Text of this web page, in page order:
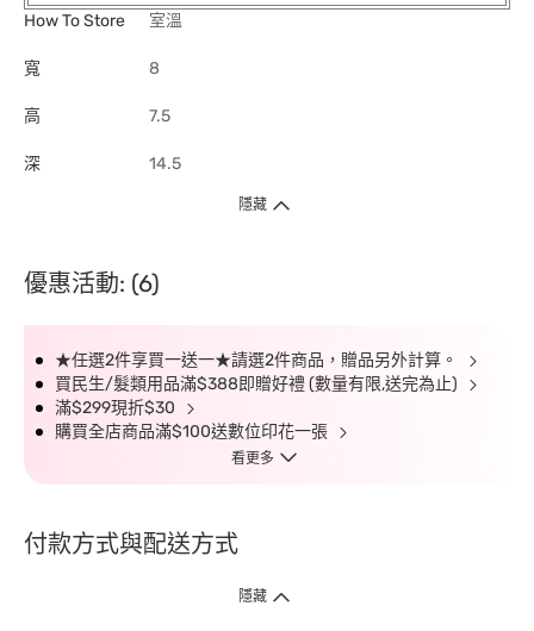
How To Store
室溫
寬 8
高 7.5
深 14.5
隱藏
優惠活動: (6)
★任選2件享買一送一★請選2件商品，贈品另外計算。
買民生/髮類用品滿$388即贈好禮 (數量有限,送完為止)
滿$299現折$30
購買全店商品滿$100送數位印花一張
看更多
付款方式與配送方式
隱藏